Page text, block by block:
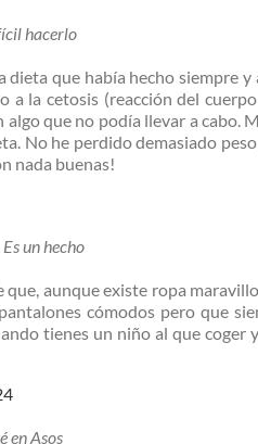
hacerlo
dieta que había hecho siempre
la cetosis (reacción del
que no podía llevar a cabo.
No he perdido demasiado
nada buenas!
un hecho
aunque existe ropa
cómodos pero que
tienes un niño al que coger
en Asos